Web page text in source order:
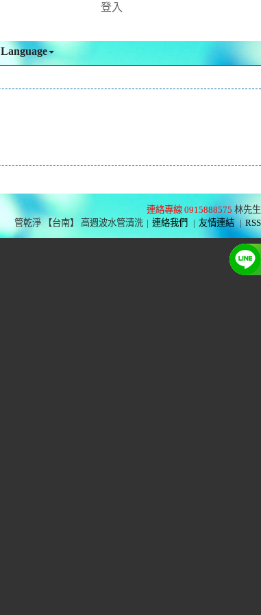
登入
Language
連絡專線 0915888575 林先生
管乾淨 【台南】 高週波水管清洗 | 連絡我們 | 友情連結 | RSS